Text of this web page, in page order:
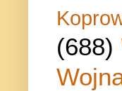
(688)